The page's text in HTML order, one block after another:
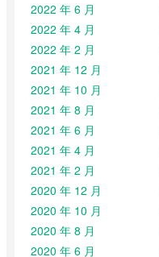
2022 年 6 月
2022 年 4 月
2022 年 2 月
2021 年 12 月
2021 年 10 月
2021 年 8 月
2021 年 6 月
2021 年 4 月
2021 年 2 月
2020 年 12 月
2020 年 10 月
2020 年 8 月
2020 年 6 月